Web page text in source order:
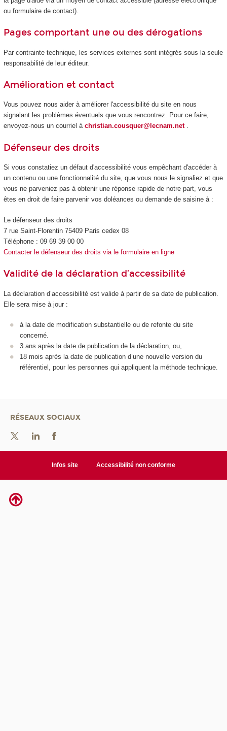
ou formulaire de contact).
Pages comportant une ou des dérogations
Par contrainte technique, les services externes sont intégrés sous la seule
responsabilité de leur éditeur.
Amélioration et contact
Vous pouvez nous aider à améliorer l'accessibilité du site en nous
signalant les problèmes éventuels que vous rencontrez. Pour ce faire,
envoyez-nous un courriel à christian.cousquer@lecnam.net .
Défenseur des droits
Si vous constatiez un défaut d'accessibilité vous empêchant d'accéder à
un contenu ou une fonctionnalité du site, que vous nous le signaliez et que
vous ne parveniez pas à obtenir une réponse rapide de notre part, vous
êtes en droit de faire parvenir vos doléances ou demande de saisine à :
Le défenseur des droits
7 rue Saint-Florentin 75409 Paris cedex 08
Téléphone : 09 69 39 00 00
Contacter le défenseur des droits via le formulaire en ligne
Validité de la déclaration d’accessibilité
La déclaration d’accessibilité est valide à partir de sa date de publication.
Elle sera mise à jour :
à la date de modification substantielle ou de refonte du site
concerné.
3 ans après la date de publication de la déclaration, ou,
18 mois après la date de publication d’une nouvelle version du
référentiel, pour les personnes qui appliquent la méthode technique.
RÉSEAUX SOCIAUX
Infos site Accessibilité non conforme